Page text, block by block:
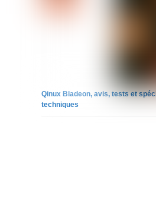
Qinux Bladeon, avis, tests et
techniques